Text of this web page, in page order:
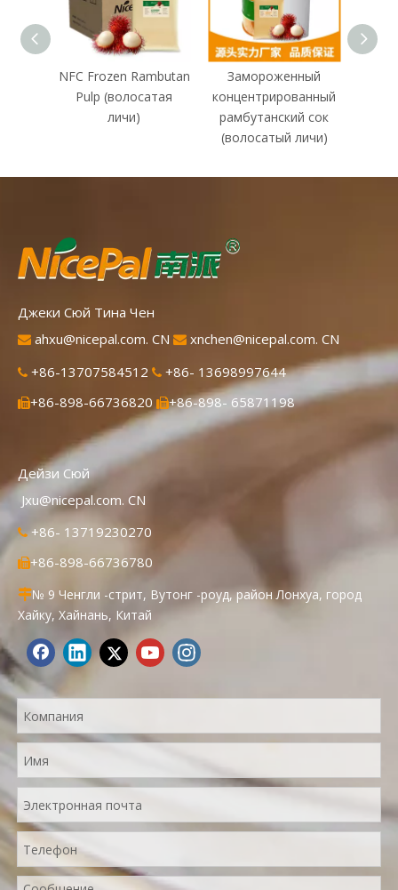
NFC Frozen Rambutan
Pulp (волосатая
личи)
Замороженный
концентрированный
рамбутанский сок
(волосатый личи)
Джеки Сюй Тина Чен
 ahxu@nicepal.com. CN  xnchen@nicepal.com. CN
 +86-13707584512  +86- 13698997644
+86-898-66736820 +86-898- 65871198
Дейзи Сюй
Jxu@nicepal.com. CN
 +86- 13719230270
+86-898-66736780
№ 9 Ченгли -стрит, Вутонг -роуд, район Лонхуа, город
Хайку, Хайнань, Китай